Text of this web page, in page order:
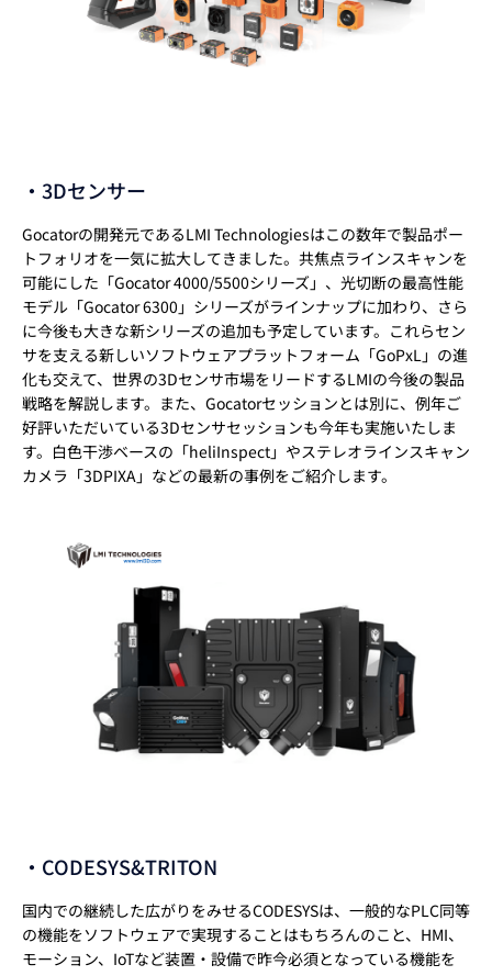
・3Dセンサー
Gocatorの開発元であるLMI Technologiesはこの数年で製品ポー
トフォリオを一気に拡大してきました。共焦点ラインスキャンを
可能にした「Gocator 4000/5500シリーズ」、光切断の最高性能
モデル「Gocator 6300」シリーズがラインナップに加わり、さら
に今後も大きな新シリーズの追加も予定しています。これらセン
サを支える新しいソフトウェアプラットフォーム「GoPxL」の進
化も交えて、世界の3Dセンサ市場をリードするLMIの今後の製品
戦略を解説します。また、Gocatorセッションとは別に、例年ご
好評いただいている3Dセンサセッションも今年も実施いたしま
す。白色干渉ベースの「heliInspect」やステレオラインスキャン
カメラ「3DPIXA」などの最新の事例をご紹介します。
・CODESYS&TRITON
国内での継続した広がりをみせるCODESYSは、一般的なPLC同等
の機能をソフトウェアで実現することはもちろんのこと、HMI、
モーション、IoTなど装置・設備で昨今必須となっている機能を